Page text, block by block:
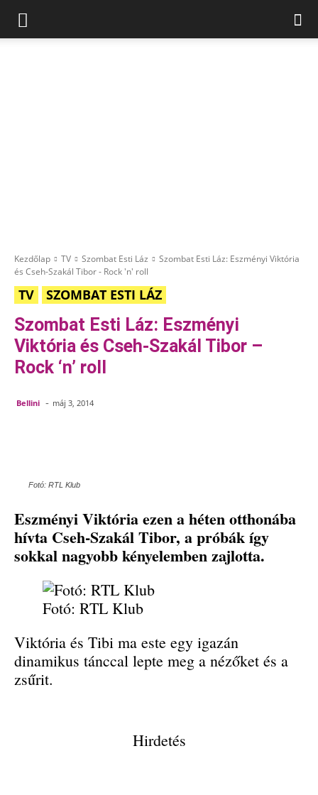
Kezdőlap TV Szombat Esti Láz
Szombat Esti Láz: Eszményi Viktória
és Cseh-Szakál Tibor - Rock 'n' roll
TV SZOMBAT ESTI LÁZ
Szombat Esti Láz: Eszményi
Viktória és Cseh-Szakál Tibor –
Rock ‘n’ roll
Bellini - máj 3, 2014
Fotó: RTL Klub
Eszményi Viktória ezen a héten otthonába
hívta Cseh-Szakál Tibor, a próbák így
sokkal nagyobb kényelemben zajlotta.
Fotó: RTL Klub
Viktória és Tibi ma este egy igazán
dinamikus tánccal lepte meg a nézőket és a
zsűrit.
Hirdetés